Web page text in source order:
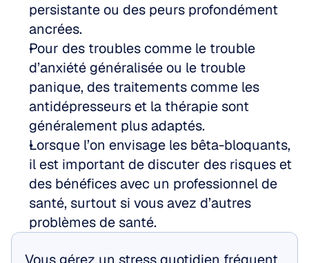
persistante ou des peurs profondément
ancrées.
Pour des troubles comme le trouble
d’anxiété généralisée ou le trouble
panique, des traitements comme les
antidépresseurs et la thérapie sont
généralement plus adaptés.
Lorsque l’on envisage les bêta-bloquants,
il est important de discuter des risques et
des bénéfices avec un professionnel de
santé, surtout si vous avez d’autres
problèmes de santé.